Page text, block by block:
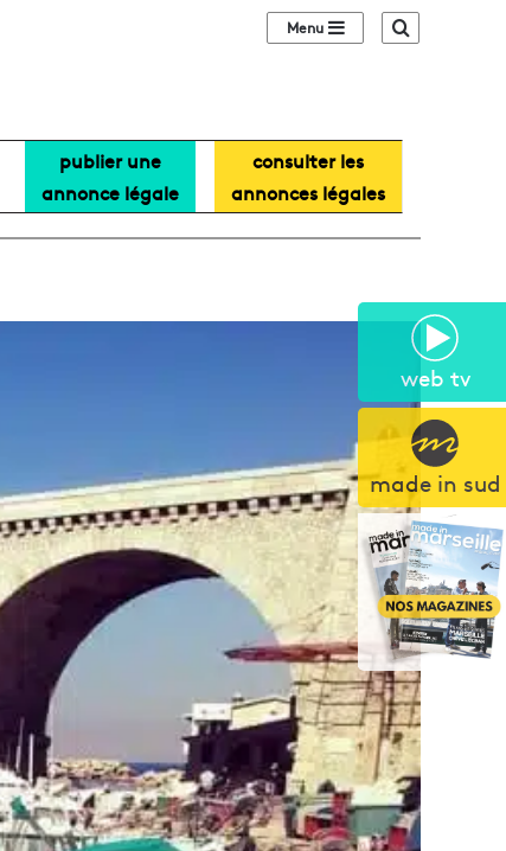
web tv
made in sud
Sidebar (barre
publier une
annonce légale
consulter les
annonces légales